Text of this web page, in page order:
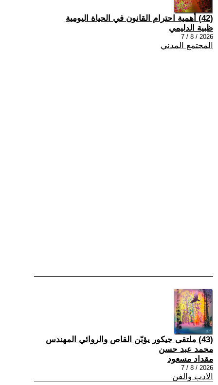
(42) أهمية احترام القانون في الحياة اليومية
ظبية الدليمي
2026 / 8 / 7
المجتمع المدني
(43) ملتقى جيكور يؤبّن القاص والروائي المهندس
محمد عبد حسن
مقداد مسعود
2026 / 8 / 7
الادب والفن